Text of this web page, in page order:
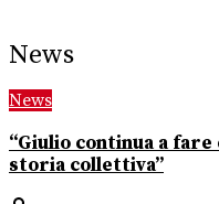
News
News
“Giulio continua a
storia collettiva”